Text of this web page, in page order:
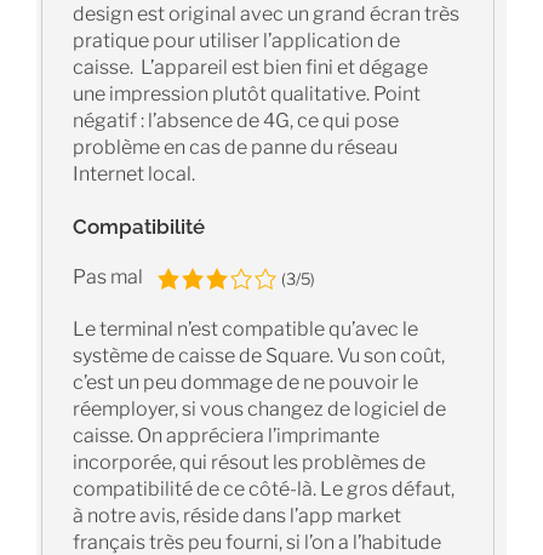
design est original avec un grand écran très
pratique pour utiliser l’application de
caisse. L’appareil est bien fini et dégage
une impression plutôt qualitative. Point
négatif : l’absence de 4G, ce qui pose
problème en cas de panne du réseau
Internet local.
Compatibilité
Pas mal (3/5)
Le terminal n’est compatible qu’avec le
système de caisse de Square. Vu son coût,
c’est un peu dommage de ne pouvoir le
réemployer, si vous changez de logiciel de
caisse. On appréciera l’imprimante
incorporée, qui résout les problèmes de
compatibilité de ce côté-là. Le gros défaut,
à notre avis, réside dans l’app market
français très peu fourni, si l’on a l’habitude